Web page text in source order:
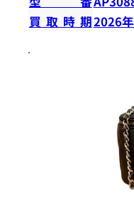
買取時期2026